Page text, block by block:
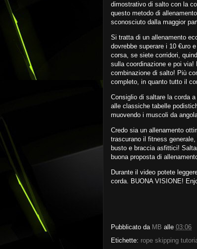
dimostrativo di salto con la
questo metodo di
sconosciuto dalla maggior
Si tratta di un allenamento
dovrebbe superare i 10 €uro
corsa, se siete corridori,
sulla coordinazione e poi via!
combinazione di salto! Più
completo, in quanto tutto il
Consiglio di saltare la corda
alle classiche tabelle
muovendo i muscoli da
Credo sia un allenamento
trascurano il fitness
busto e braccia asfittici!
buona proposta di
Durante il video potete
corda. BUONA VISIONE!
Pubblicato da MB alle 03:06
Etichette: rope skipping